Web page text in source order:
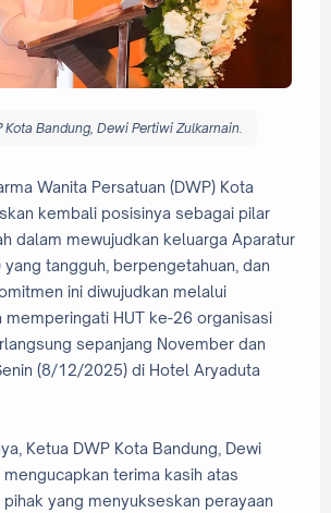
Kota Bandung, Dewi Pertiwi Zulkarnain.
Wanita Persatuan (DWP) Kota
kembali posisinya sebagai pilar
dalam mewujudkan keluarga Aparatur
yang tangguh, berpengetahuan, dan
ini diwujudkan melalui
memperingati HUT ke-26 organisasi
sepanjang November dan
(8/12/2025) di Hotel Aryaduta
Ketua DWP Kota Bandung, Dewi
mengucapkan terima kasih atas
yang menyukseskan perayaan